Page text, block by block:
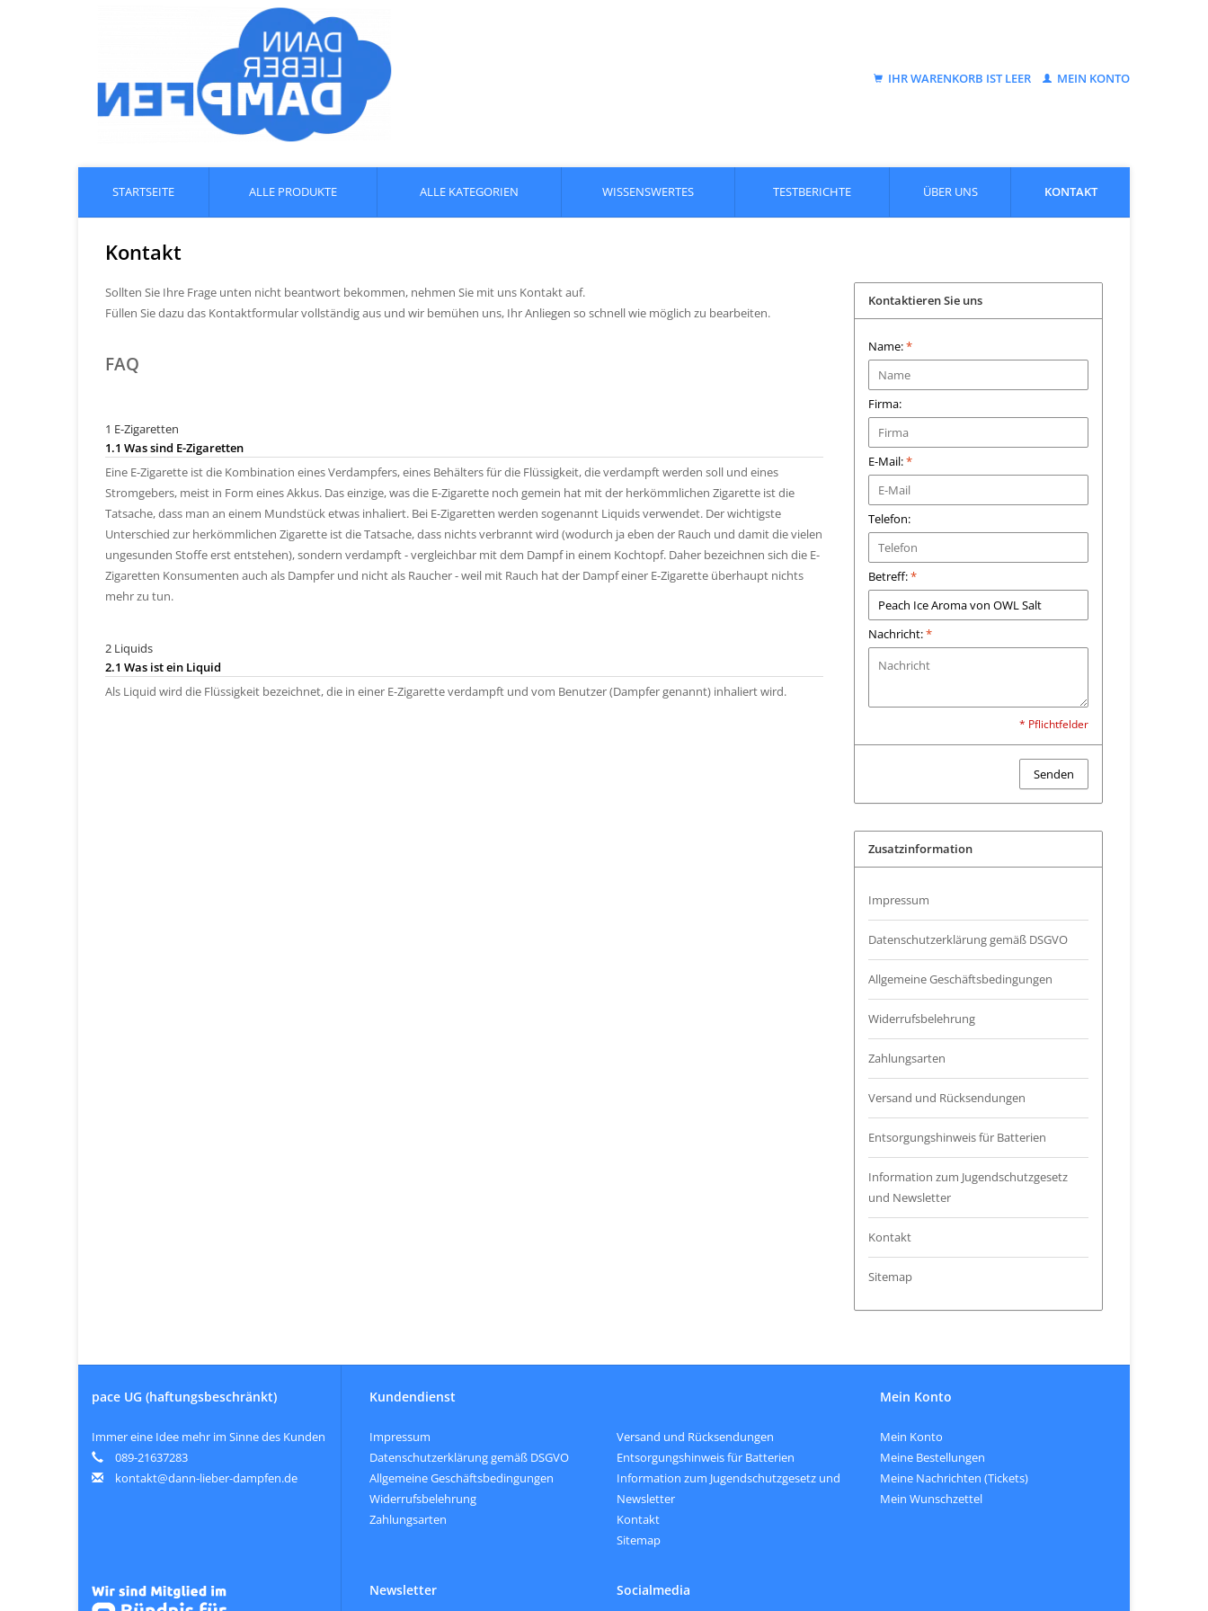
IHR WARENKORB IST LEER MEIN KONTO
STARTSEITE ALLE PRODUKTE ALLE KATEGORIEN WISSENSWERTES TESTBERICHTE ÜBER UNS KONTAKT
Kontakt
Sollten Sie Ihre Frage unten nicht beantwort bekommen, nehmen Sie mit uns Kontakt auf.
Füllen Sie dazu das Kontaktformular vollständig aus und wir bemühen uns, Ihr Anliegen so schnell wie möglich zu bearbeiten.
FAQ
1 E-Zigaretten
1.1 Was sind E-Zigaretten
Eine E-Zigarette ist die Kombination eines Verdampfers, eines Behälters für die Flüssigkeit, die verdampft werden soll und eines
Stromgebers, meist in Form eines Akkus. Das einzige, was die E-Zigarette noch gemein hat mit der herkömmlichen Zigarette ist die
Tatsache, dass man an einem Mundstück etwas inhaliert. Bei E-Zigaretten werden sogenannt Liquids verwendet. Der wichtigste
Unterschied zur herkömmlichen Zigarette ist die Tatsache, dass nichts verbrannt wird (wodurch ja eben der Rauch und damit die vielen
ungesunden Stoffe erst entstehen), sondern verdampft - vergleichbar mit dem Dampf in einem Kochtopf. Daher bezeichnen sich die E-
Zigaretten Konsumenten auch als Dampfer und nicht als Raucher - weil mit Rauch hat der Dampf einer E-Zigarette überhaupt nichts
mehr zu tun.
2 Liquids
2.1 Was ist ein Liquid
Als Liquid wird die Flüssigkeit bezeichnet, die in einer E-Zigarette verdampft und vom Benutzer (Dampfer genannt) inhaliert wird.
Kontaktieren Sie uns
Name:*
Firma:
E-Mail:*
Telefon:
Betreff:*
Nachricht:*
* Pflichtfelder
Senden
Zusatzinformation
Impressum
Datenschutzerklärung gemäß DSGVO
Allgemeine Geschäftsbedingungen
Widerrufsbelehrung
Zahlungsarten
Versand und Rücksendungen
Entsorgungshinweis für Batterien
Information zum Jugendschutzgesetz
und Newsletter
Kontakt
Sitemap
pace UG (haftungsbeschränkt)
Immer eine Idee mehr im Sinne des Kunden
089-21637283
kontakt@dann-lieber-dampfen.de
Kundendienst
Impressum
Datenschutzerklärung gemäß DSGVO
Allgemeine Geschäftsbedingungen
Widerrufsbelehrung
Zahlungsarten
Versand und Rücksendungen
Entsorgungshinweis für Batterien
Information zum Jugendschutzgesetz und
Newsletter
Kontakt
Sitemap
Mein Konto
Mein Konto
Meine Bestellungen
Meine Nachrichten (Tickets)
Mein Wunschzettel
Newsletter Socialmedia